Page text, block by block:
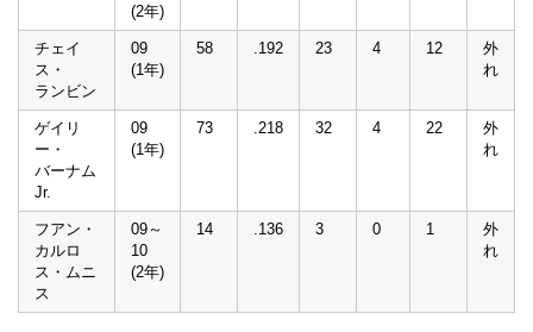
(2年)
チェイ
ス・
ランビン
09
(1年)
58 .192 23 4 12
外
れ
ゲイリ
ー・
バーナム
Jr.
09
(1年)
73 .218 32 4 22
外
れ
フアン・
カルロ
ス・ムニ
ス
09～
10
(2年)
14 .136 3 0 1
外
れ